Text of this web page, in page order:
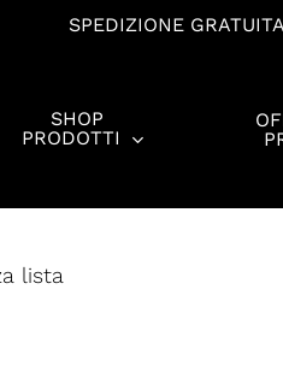
SPEDIZIONE
per chiudere
SHOP
PRODOTTI
lista